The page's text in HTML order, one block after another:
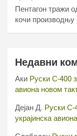
Пентагон тражи
кочи производњу
Недавни
Аки Руски С-400
авиона новом
Дејан Д. Руски С-
украјинска